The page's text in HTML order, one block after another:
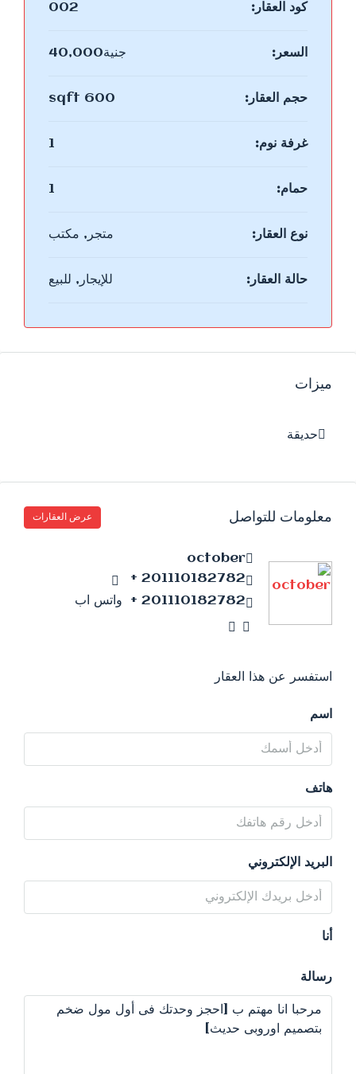
كود العقار: 002
السعر: جنية40,000
حجم العقار: 600 sqft
غرفة نوم: 1
حمام: 1
نوع العقار: متجر, مكتب
حالة العقار: للإيجار, للبيع
ميزات
حديقة
معلومات للتواصل عرض العقارات
october
201110182782 +
201110182782 +
واتس اب
استفسر عن هذا العقار
اسم
هاتف
البريد الإلكتروني
أنا
رسالة